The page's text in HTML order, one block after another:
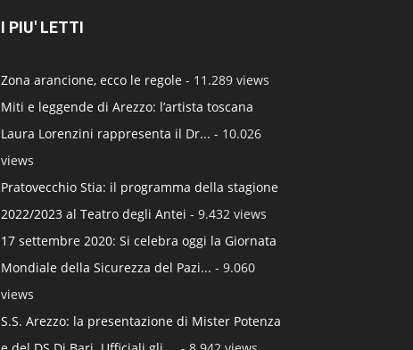
I PIU' LETTI
Zona arancione, ecco le regole - 11.289 views
Miti e leggende di Arezzo: l’artista toscana
Laura Lorenzini rappresenta il Dr... - 10.026
views
Pratovecchio Stia: il programma della stagione
2022/2023 al Teatro degli Antei - 9.432 views
17 settembre 2020: Si celebra oggi la Giornata
Mondiale della Sicurezza del Pazi... - 9.060
views
S.S. Arezzo: la presentazione di Mister Potenza